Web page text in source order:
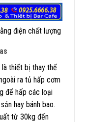
điện chất lượng
là thiết bị thay thế
ra tủ hấp cơm
để hấp các loại
hay bánh bao.
từ 30kg đến